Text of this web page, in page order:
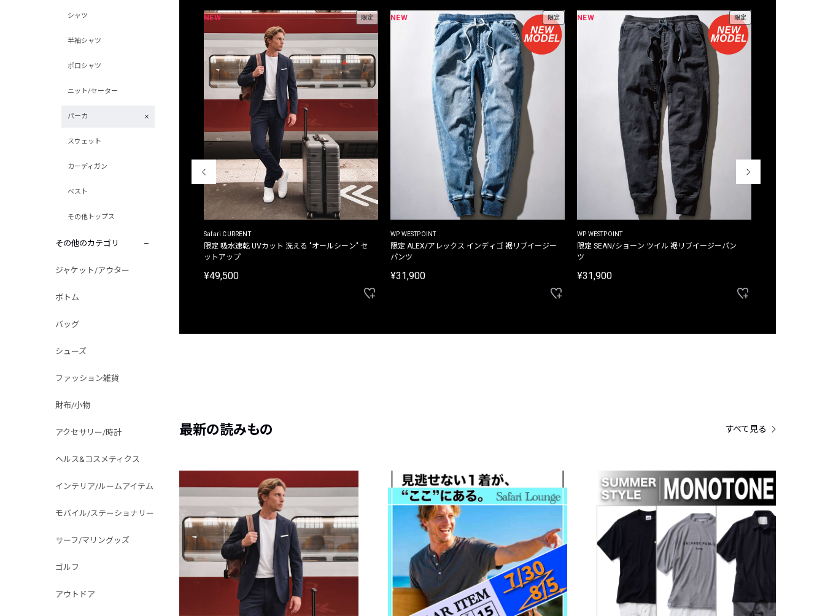
シャツ
半袖シャツ
ポロシャツ
ニット/セーター
パーカ
スウェット
カーディガン
ベスト
その他トップス
その他のカテゴリ
ジャケット/アウター
ボトム
バッグ
シューズ
ファッション雑貨
財布/小物
アクセサリー/時計
ヘルス&コスメティクス
インテリア/ルームアイテム
モバイル/ステーショナリー
サーフ/マリングッズ
ゴルフ
アウトドア
別注限定 フード付き チェックシャツジャケット
NEW 限定
Safari CURRENT
限定 吸水速乾 UVカット 洗える "オールシーン" セ
ットアップ
¥49,500
NEW 限定
WP WESTPOINT
限定 ALEX/アレックス インディゴ 裾リブイージー
パンツ
¥31,900
NEW 限定
WP WESTPOINT
限定 SEAN/ショーン ツイル 裾リブイージーパン
ツ
¥31,900
最新の読みもの すべて見る